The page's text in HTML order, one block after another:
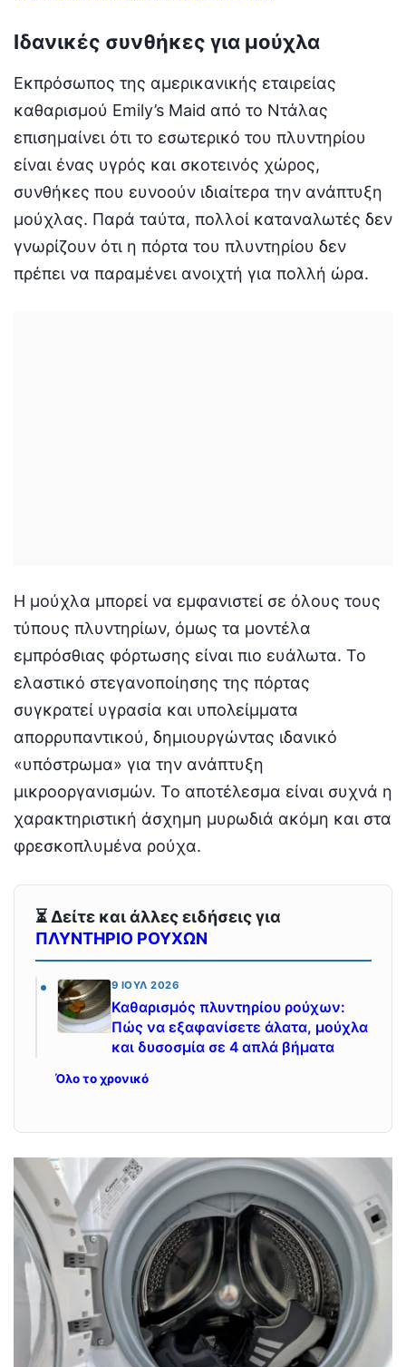
Ιδανικές συνθήκες για μούχλα
Εκπρόσωπος της αμερικανικής εταιρείας
καθαρισμού Emily’s Maid από το Ντάλας
επισημαίνει ότι το εσωτερικό του πλυντηρίου
είναι ένας υγρός και σκοτεινός χώρος,
συνθήκες που ευνοούν ιδιαίτερα την ανάπτυξη
μούχλας. Παρά ταύτα, πολλοί καταναλωτές δεν
γνωρίζουν ότι η πόρτα του πλυντηρίου δεν
πρέπει να παραμένει ανοιχτή για πολλή ώρα.
Η μούχλα μπορεί να εμφανιστεί σε όλους τους
τύπους πλυντηρίων, όμως τα μοντέλα
εμπρόσθιας φόρτωσης είναι πιο ευάλωτα. Το
ελαστικό στεγανοποίησης της πόρτας
συγκρατεί υγρασία και υπολείμματα
απορρυπαντικού, δημιουργώντας ιδανικό
«υπόστρωμα» για την ανάπτυξη
μικροοργανισμών. Το αποτέλεσμα είναι συχνά η
χαρακτηριστική άσχημη μυρωδιά ακόμη και στα
φρεσκοπλυμένα ρούχα.
⏳ Δείτε και άλλες ειδήσεις για
ΠΛΥΝΤΗΡΙΟ ΡΟΥΧΩΝ
9 ΙΟΎΛ 2026
Καθαρισμός πλυντηρίου ρούχων:
Πώς να εξαφανίσετε άλατα, μούχλα
και δυσοσμία σε 4 απλά βήματα
Όλο το χρονικό